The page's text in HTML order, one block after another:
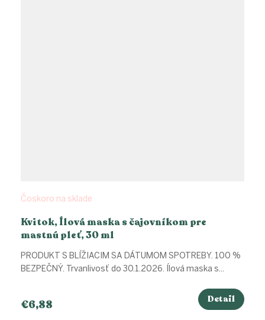
Kvitok, Ílová maska s čajovníkom pre
mastnú pleť, 30 ml
Čoskoro na sklade
€6,88 Detail
PRODUKT S BLÍŽIACIM SA DÁTUMOM SPOTREBY. 100 %
BEZPEČNÝ. Trvanlivosť do 30.1.2026. Ílová maska s...